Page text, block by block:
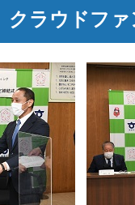
クラウドフ